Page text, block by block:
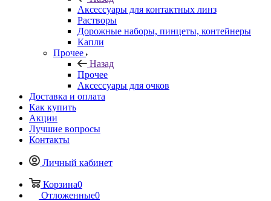
Аксессуары для контактных линз
Растворы
Дорожные наборы, пинцеты, контейнеры
Капли
Прочее
Назад
Прочее
Аксессуары для очков
Доставка и оплата
Как купить
Акции
Лучшие вопросы
Контакты
Личный кабинет
Корзина0
Отложенные0